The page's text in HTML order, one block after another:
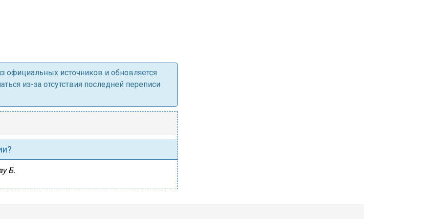
официальных источников и обновляется
из-за отсутствия последней переписи
Б.